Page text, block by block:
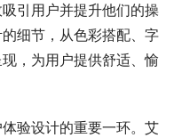
引用户并提升他们的操
细节，从色彩搭配、字
，为用户提供舒适、愉
验设计的重要一环。艾